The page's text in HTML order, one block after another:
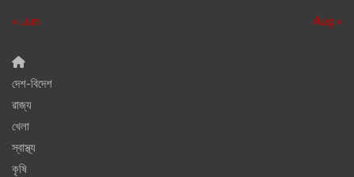
« Jun Aug »
দেশ-বিদেশ
রাজ্য
খেলা
স্বাস্থ্য
কৃষি